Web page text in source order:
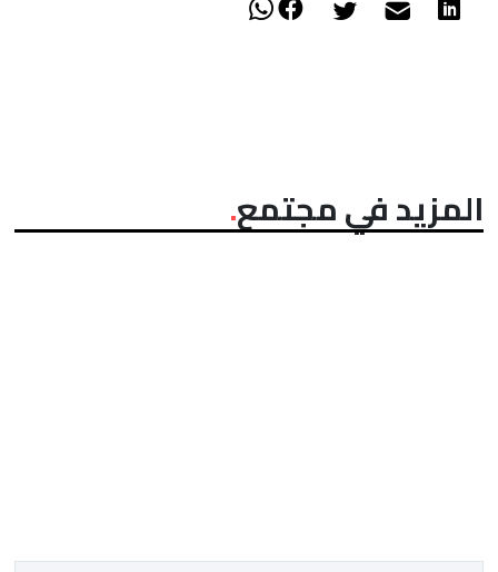
المزيد في مجتمع